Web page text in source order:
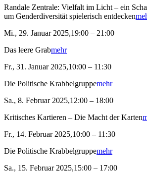
Randale Zentrale: Vielfalt im Licht – ein
um Genderdiversität spielerisch entdecken
Mi., 29. Januar 2025,19:00 – 21:00
Das leere Grabmehr
Fr., 31. Januar 2025,10:00 – 11:30
Die Politische Krabbelgruppemehr
Sa., 8. Februar 2025,12:00 – 18:00
Kritisches Kartieren – Die Macht der Karten
Fr., 14. Februar 2025,10:00 – 11:30
Die Politische Krabbelgruppemehr
Sa., 15. Februar 2025,15:00 – 17:00